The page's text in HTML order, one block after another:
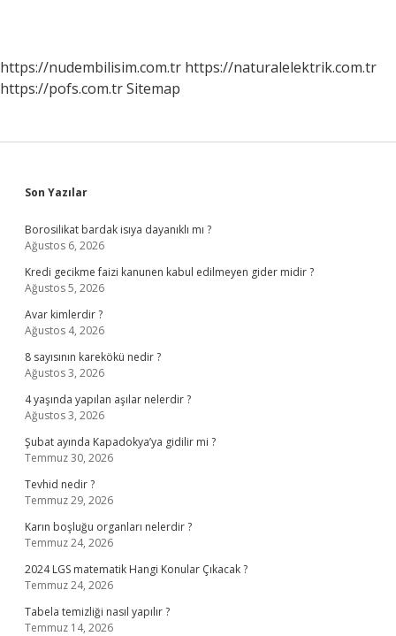
Belirtisidir
https://nudembilisim.com.tr https://naturalelektrik.com.tr
https://pofs.com.trSitemap
Sidebar
Son Yazılar
Borosilikat bardak isıya dayanıklı mı ?
Ağustos 6, 2026
Kredi gecikme faizi kanunen kabul edilmeyen gider midir ?
Ağustos 5, 2026
Avar kimlerdir ?
Ağustos 4, 2026
8 sayısının karekökü nedir ?
Ağustos 3, 2026
4 yaşında yapılan aşılar nelerdir ?
Ağustos 3, 2026
Şubat ayında Kapadokya’ya gidilir mi ?
Temmuz 30, 2026
Tevhid nedir ?
Temmuz 29, 2026
Karın boşluğu organları nelerdir ?
Temmuz 24, 2026
2024 LGS matematik Hangi Konular Çıkacak ?
Temmuz 24, 2026
Tabela temizliği nasıl yapılır ?
Temmuz 14, 2026